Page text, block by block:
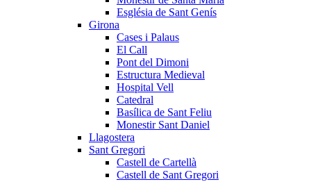
Església de Sant Genís
Girona
Cases i Palaus
El Call
Pont del Dimoni
Estructura Medieval
Hospital Vell
Catedral
Basílica de Sant Feliu
Monestir Sant Daniel
Llagostera
Sant Gregori
Castell de Cartellà
Castell de Sant Gregori